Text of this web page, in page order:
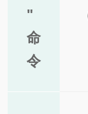
"
命
令